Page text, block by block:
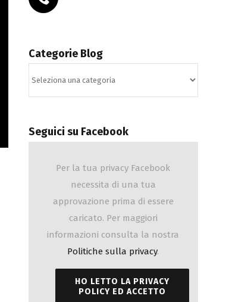
Categorie Blog
Seguici su Facebook
Per la tua privacy Facebook
necessita di una tua
approvazione prima di essere
caricato. Per maggiori
informazioni consulta la nostra
Politiche sulla privacy.
HO LETTO LA PRIVACY
POLICY ED ACCETTO